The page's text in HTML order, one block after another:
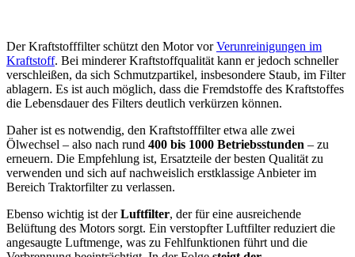
Der Kraftstofffilter schützt den Motor vorVerunreinigungen im
Kraftstoff. Bei minderer Kraftstoffqualität kann er jedoch schneller
verschleißen, da sich Schmutzpartikel, insbesondere Staub, im Filter
ablagern. Es ist auch möglich, dass die Fremdstoffe des Kraftstoffes
die Lebensdauer des Filters deutlich verkürzen können.
Daher ist es notwendig, den Kraftstofffilter etwa alle zwei
Ölwechsel – also nach rund 400 bis 1000 Betriebsstunden – zu
erneuern. Die Empfehlung ist, Ersatzteile der besten Qualität zu
verwenden und sich auf nachweislich erstklassige Anbieter im
Bereich Traktorfilter zu verlassen.
Ebenso wichtig ist derLuftfilter, der für eine ausreichende
Belüftung des Motors sorgt. Ein verstopfter Luftfilter reduziert die
angesaugte Luftmenge, was zu Fehlfunktionen führt und die